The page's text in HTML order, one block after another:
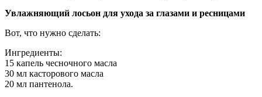
Увлажняющий лосьон для ухода за глазами и ресницами
Вот, что нужно сделать:
Ингредиенты:
15 капель чесночного масла
30 мл касторового масла
20 мл пантенола.